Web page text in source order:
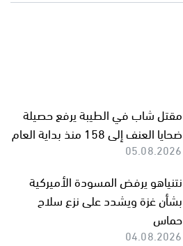
مقتل شاب في الطيبة يرفع حصيلة
ضحايا العنف إلى 158 منذ بداية العام
05.08.2026
نتنياهو يرفض المسودة الأميركية
بشأن غزة ويشدد على نزع سلاح
حماس
04.08.2026